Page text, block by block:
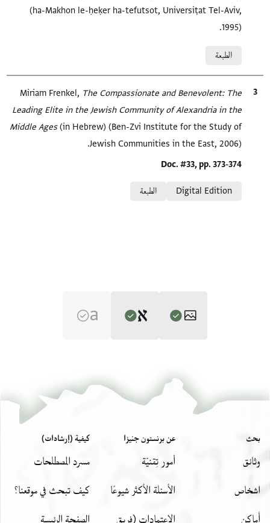
(ha-Makhon le-ḥeḳer ha-tefutsot, Universiṭat Tel-Aviv,
1995).
الطبعة
الاقتباس المرجعي Miriam Frenkel,The Compassionate and Benevolent: The
Leading Elite in the Jewish Community of Alexandria in the
Middle Ages‎(in Hebrew) (Ben-Zvi Institute for the Study of
Jewish Communities in the East, 2006).
Location in source
Doc. #33, pp. 373-374
Digital Edition
الطبعة
The Compassionate and Benevolent: The Leading
Elite in the Jewish Community of Alexandria in the Middle Ages‎
(in Hebrew) (Ben-Zvi Institute for the Study of Jewish
[ ] ארץ ומכובדיה זיקני עם קודש וחמודיה. בני אצילים
[ ]יה גדוליה ושריה זקיניה וסלריה סופרי המלוכה ת[ ]
[ ] אסוריה וא[זל ] טובתם וחיותם לא תחדל. ישרי דרך [
T-S 16.347 1v تكبير و تدوير
Verso
[אדונינו] וזקינינו ושרינו וסלרינו הקהילות הקדושות
[ ] שפריר מצרים שתי הפיאות
[ ] יהי שום סיתרם לשובם לע[ ]
بحث
وثائق
اشخاص
أَماكِن
عن برنستون جنيزا
أمور تِقنيّة
الأسئلة الأكثر شيوعًا
الاعتمادات (فريق
كيفية (إرشادات)
مسرد المصطلحات
كيف تبحث في موقعنا؟
الصفحة الرئيسة